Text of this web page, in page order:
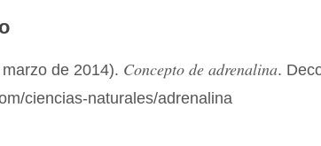
de 2014). Concepto de adrenalina.
ciencias-naturales/adrenalina